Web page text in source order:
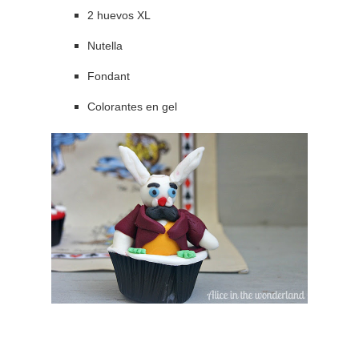
2 huevos XL
Nutella
Fondant
Colorantes en gel